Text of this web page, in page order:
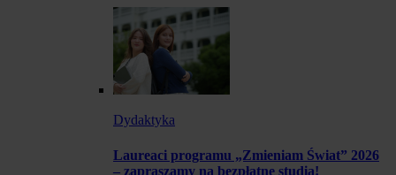
Dydaktyka
Laureaci programu „Zmieniam Świat” 2026
– zapraszamy na bezpłatne studia!